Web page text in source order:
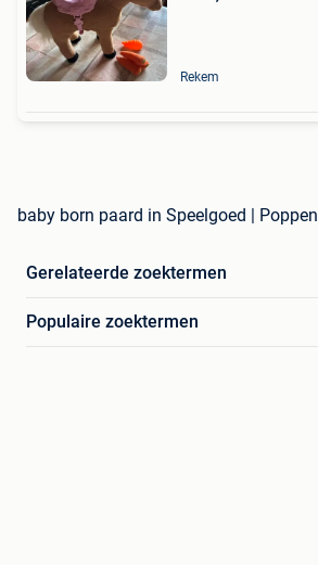
Rekem
baby born paard in Speelgoed | Poppen
Gerelateerde zoektermen
Populaire zoektermen